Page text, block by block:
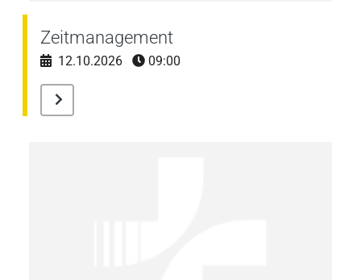
Zeitmanagement
12.10.2026 09:00